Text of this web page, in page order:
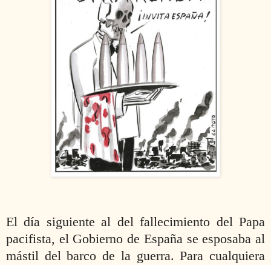
El día siguiente al del fallecimiento del Papa
pacifista, el Gobierno de España se esposaba al
mástil del barco de la guerra. Para cualquiera